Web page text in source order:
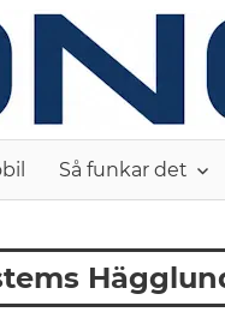
Så funkar det